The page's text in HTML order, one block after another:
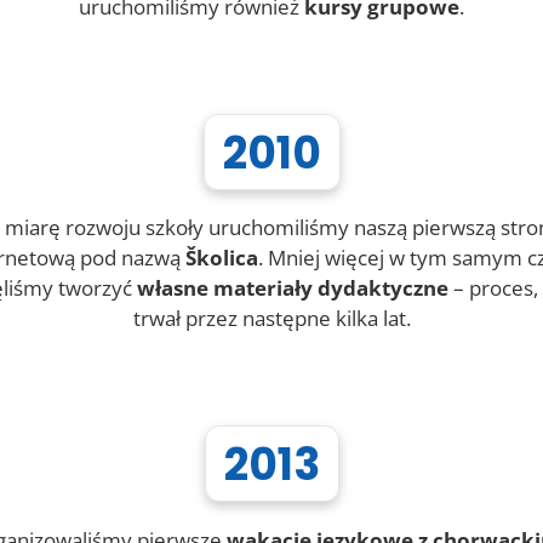
uruchomiliśmy również kursy grupowe.
2010
miarę rozwoju szkoły uruchomiliśmy naszą pierwszą
pod nazwą Školica. Mniej więcej w tym samym
tworzyćwłasne materiały dydaktyczne–
trwał przez następne kilka lat.
2013